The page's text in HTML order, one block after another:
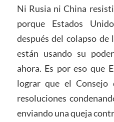
Ni Rusia ni China
porque Estados
después del colapso
están usando su
ahora. Es por eso que
lograr que el Consejo
resoluciones
enviando una queja